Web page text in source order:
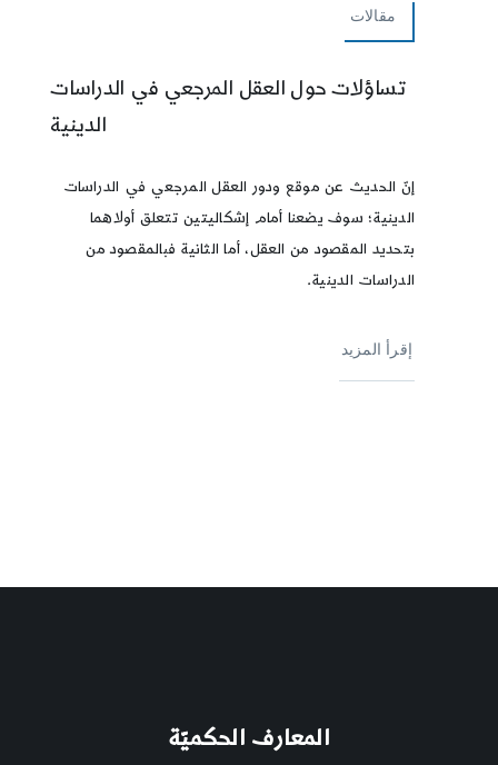
مقالات
تساؤلات حول العقل المرجعي في الدراسات
الدينية
إنّ الحديث عن موقع ودور العقل المرجعي في الدراسات
الدينية؛ سوف يضعنا أمام إشكاليتين تتعلق أولاهما
بتحديد المقصود من العقل، أما الثانية فبالمقصود من
الدراسات الدينية.
إقرأ المزيد
المعارف الحكميّة